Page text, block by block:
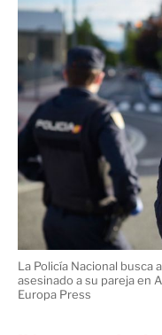
La Policía Nacional
asesinado a su pareja en
Europa Press